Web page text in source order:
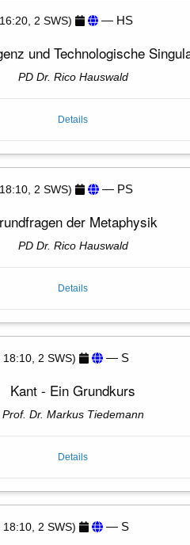
2 SWS) — HS
und Technologische
PD Dr. Rico Hauswald
Details
2 SWS) — PS
der Metaphysik
PD Dr. Rico Hauswald
Details
2 SWS) — S
Kant - Ein Grundkurs
Prof. Dr. Markus Tiedemann
Details
2 SWS) — S